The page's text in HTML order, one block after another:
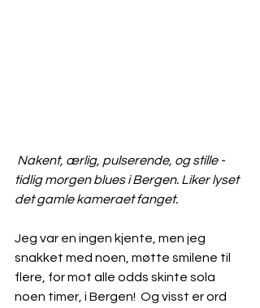
tidlig morgen blues i Bergen. Liker lyset
det gamle kameraet fanget.
Jeg var en ingen kjente, men jeg
snakket med noen, møtte smilene til
flere, for mot alle odds skinte sola
noen timer, i Bergen!  Og visst er ord